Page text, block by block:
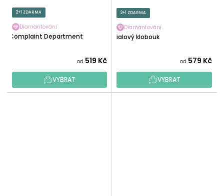
2+1 ZDARMA
Diamantování
Complaint Department
od 519 Kč
VYBRAT
2+1 ZDARMA
Diamantování
Fialový klobouk
od 579 Kč
VYBRAT